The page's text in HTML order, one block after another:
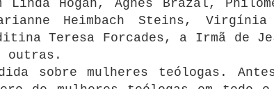
Linda Hogan, Agnes Brazal,
Heimbach Steins, Virgínia
Teresa Forcades, a Irmã de
outras.
sobre mulheres teólogas.